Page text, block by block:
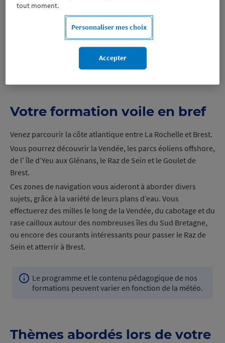
Ce stage mixte s’adresse à deux niveaux différents.
Si vous disposez du niveau 2 – Perfectionnement
vous permettra d’obtenir le niveau Evolution
Si vous disposez du niveau 3 – Evolution
d’obtenir le niveau Autonomie
Votre formation voile en bref
Venez parcourir la côte atlantique entre La Rochelle et Brest.
Vous pourrez découvrir la Vendée, les parcs éoliens offshore,
de l’ île d’Yeu aux Glénans, le Raz de Sein et le Goulet de
Brest.
Ces zones de navigation vous aideront à aborder divers
sujets, grâce à la variété de leurs plans d’eau. Vous
effectuerez des milles le long de la Vendée, du cabotage et du
rase cailloux autour des nombreuses îles du Sud Bretagne,
ou encore des courants intéressants pour passer le Raz de
Sein et atterrir à Brest.
Le programme et le contenu pédagogique de nos
formations peuvent varier en fonction de la météo.
Thèmes abordés lors de votre
tout moment.
Personnaliser mes choix
Accepter